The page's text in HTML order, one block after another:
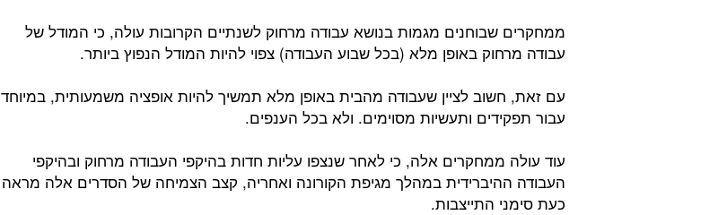
ממחקרים שבוחנים מגמות בנושא עבודה מרחוק לשנתיים הקרובות עולה, כי המודל של
עבודה מרחוק באופן מלא (בכל שבוע העבודה) צפוי להיות המודל הנפוץ ביותר.
עם זאת, חשוב לציין שעבודה מהבית באופן מלא תמשיך להיות אופציה משמעותית, במיוחד
עבור תפקידים ותעשיות מסוימים. ולא בכל הענפים.
עוד עולה ממחקרים אלה, כי לאחר שנצפו עליות חדות בהיקפי העבודה מרחוק ובהיקפי
העבודה ההיברידית במהלך מגיפת הקורונה ואחריה, קצב הצמיחה של הסדרים אלה מראה
כעת סימני התייצבות.